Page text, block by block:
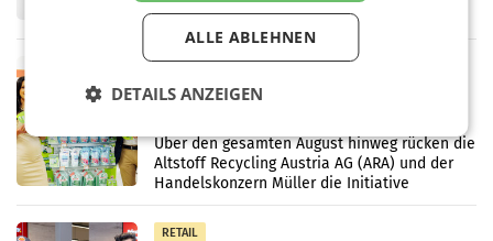
Frühjahr dank Kostensenkungen operativ
wieder Gewinn gemacht und die
Markterwartung deutlich übertroffen.
RETAIL
Eine Bühne für Zirkularität: ARA und
Kreislauffähigkeit
Über den gesamten August hinweg rücken die
Altstoff Recycling Austria AG (ARA) und der
Handelskonzern Müller die Initiative
„Kreislauf-Helden“ in allen österreichischen
Müller-Filialen
RETAIL
ALLE ABLEHNEN
DETAILS ANZEIGEN